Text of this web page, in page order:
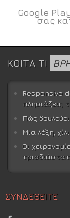
Google
σας
ΚΟΙΤΑ ΤΙ
Responsive
πλησιάζεις
Πώς
Μια λέξη,
Οι
ΣΥΝΔΕΘΕΙΤΕ